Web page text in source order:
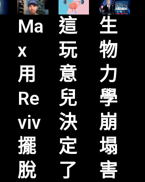
Ma
x
用
Re
viv
擺
脫
這
玩
意
兒
決
定
了
生
物
力
學
崩
塌
害